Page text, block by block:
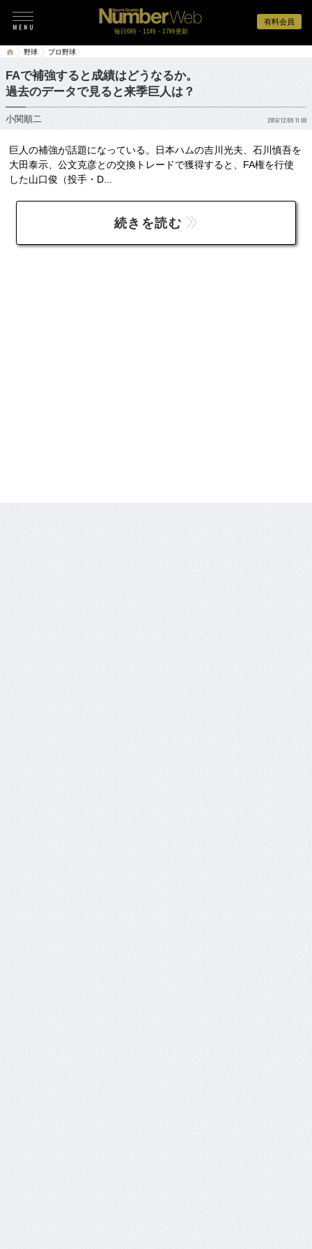
有料会員
毎日6時・11時・17時更新
野球 プロ野球
FAで補強すると成績はどうなるか。
過去のデータで見ると来季巨人は？
小関順二 2016/12/09 11:00
巨人の補強が話題になっている。日本ハムの吉川光夫、石川慎吾を
大田泰示、公文克彦との交換トレードで獲得すると、FA権を行使
した山口俊（投手・D...
続きを読む